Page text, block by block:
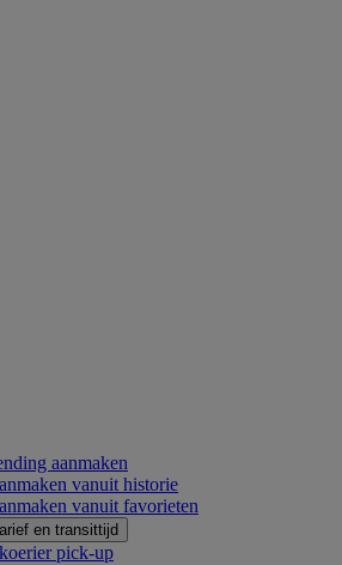
aanmaken
vanuit historie
vanuit favorieten
en transittijd
pick-up